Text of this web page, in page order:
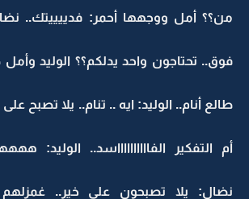
من؟؟ أمل ووجهها أحمر: فدييييتك..
فوق.. تحتاجون واحد يدلكم؟؟ الوليد
طالع أنام.. الوليد: ايه .. تنام.. يلا تصبح
أم التفكير الفااااااااااسد..
نضال: يلا تصبحون على خير..